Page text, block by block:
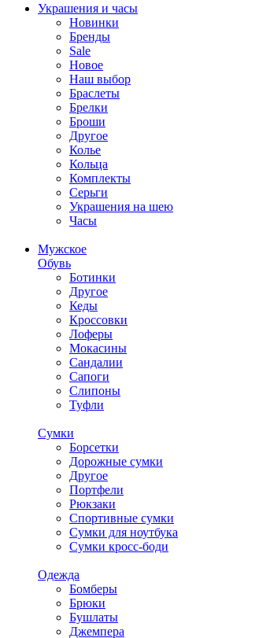
Украшения и часы
Новинки
Бренды
Sale
Новое
Наш выбор
Браслеты
Брелки
Броши
Другое
Колье
Кольца
Комплекты
Серьги
Украшения на шею
Часы
Мужское
Обувь
Ботинки
Другое
Кеды
Кроссовки
Лоферы
Мокасины
Сандалии
Сапоги
Слипоны
Туфли
Сумки
Борсетки
Дорожные сумки
Другое
Портфели
Рюкзаки
Спортивные сумки
Сумки для ноутбука
Сумки кросс-боди
Одежда
Бомберы
Брюки
Бушлаты
Джемпера